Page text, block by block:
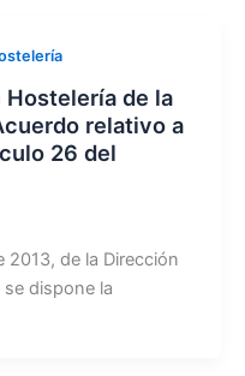
de la
relativo a
26 del
2013, de la Dirección
se dispone la